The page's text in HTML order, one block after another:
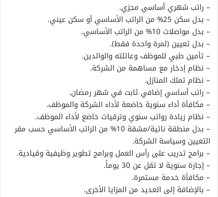
– راتب شهري أساسي مجزي.
– بدل سكن 25% من الراتب الأساسي أو سكن عيني.
– بدل مواصلات 10% من الراتب الأساسي.
– بدل تعيين (لمرة واحدة فقط).
– تأمين طبي للموظف وعائلته والوالدين.
– نظام إدخار مع مساهمة من الشركة.
– نظام تملك المنازل.
– راتب أساسي إضافي ثابت في شهر رمضان.
– مكافأة أداء سنوية خاضعة لأداء الشركة والموظف.
– نظام زيادة رواتب سنوي وترقيات خاضع لأداء الموظف.
– بدل منطقة نائية/مشقة 10% من الراتب الأساسي حسب مقر
التعيين وسياسة الشركة.
– برامج تدريب على رأس العمل وبرامج تطوير وظيفية وقيادية.
– إجازة سنوية لا تقل عن 30 يوماً.
– مكافأة خدمة مستمرة.
– بالإضافة إلى العديد من المزايا الأخرى.